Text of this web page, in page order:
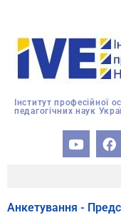
Інститут професійної
педагогічних наук
Анкетування -